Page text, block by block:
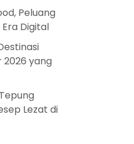
Peluang
Digital
2026 yang
Lezat di